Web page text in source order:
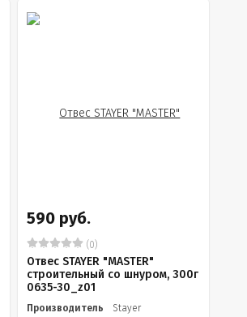
590 руб.
(0)
Отвес STAYER "MASTER"
строительный со шнуром, 300г
0635-30_z01
Производитель
Stayer